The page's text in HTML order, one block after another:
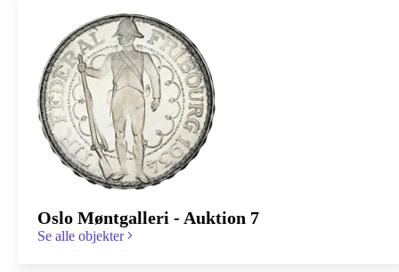
Oslo Møntgalleri - Auktion 7
Se alle objekter